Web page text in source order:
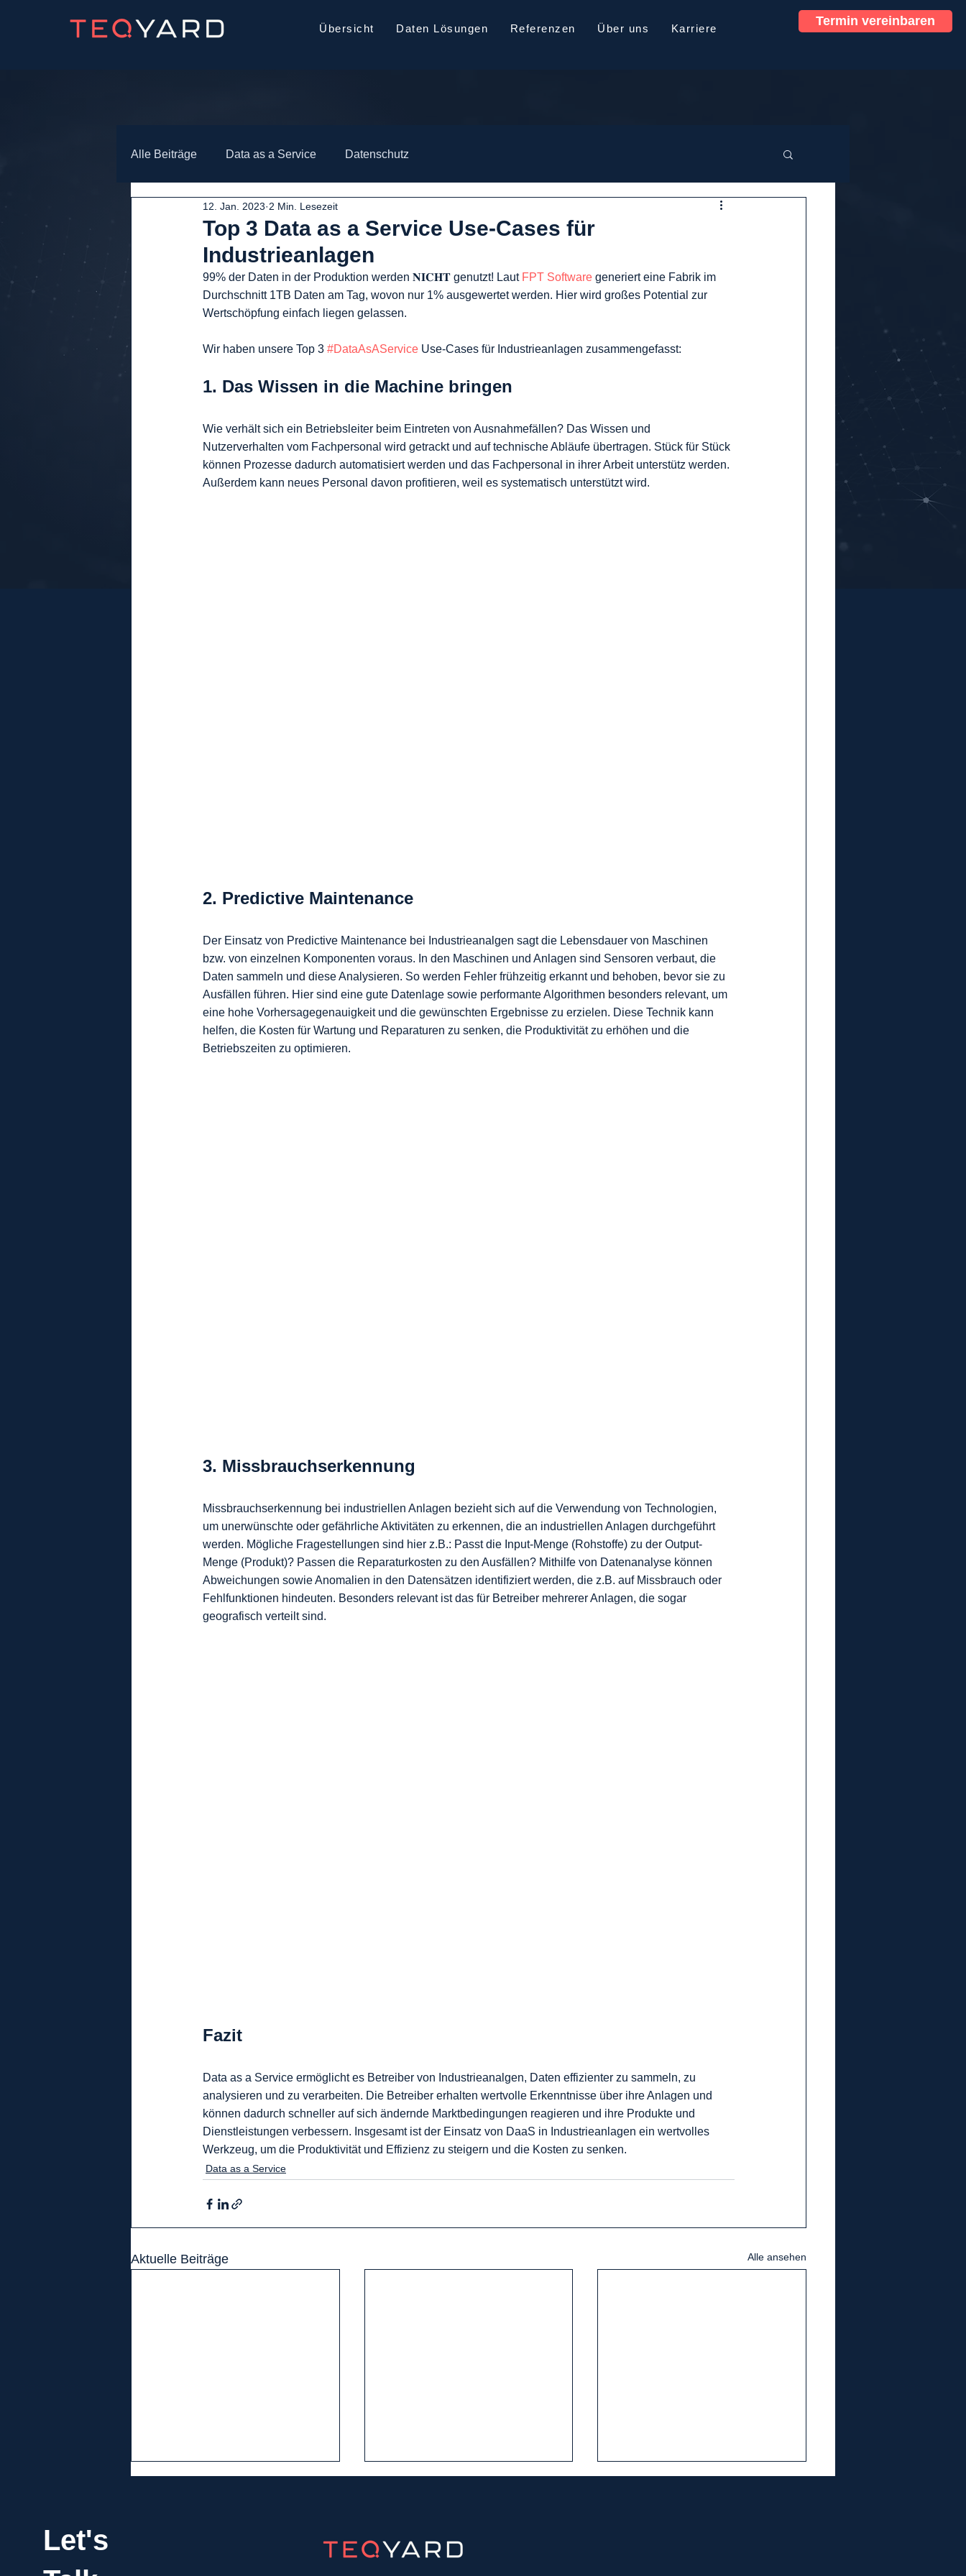
Übersicht Daten Lösungen Referenzen Über uns Karriere
Termin vereinbaren
Alle Beiträge Data as a Service Datenschutz
Top 3 Data as a Service Use-Cases für
Industrieanlagen
12. Jan. 2023 2 Min. Lesezeit
99% der Daten in der Produktion werden 𝐍𝐈𝐂𝐇𝐓 genutzt! Laut FPT Software generiert eine Fabrik im
Durchschnitt 1TB Daten am Tag, wovon nur 1% ausgewertet werden. Hier wird großes Potential zur
Wertschöpfung einfach liegen gelassen.
Wir haben unsere Top 3 #DataAsAService Use-Cases für Industrieanlagen zusammengefasst:
1. Das Wissen in die Machine bringen
Wie verhält sich ein Betriebsleiter beim Eintreten von Ausnahmefällen? Das Wissen und
Nutzerverhalten vom Fachpersonal wird getrackt und auf technische Abläufe übertragen. Stück für Stück
können Prozesse dadurch automatisiert werden und das Fachpersonal in ihrer Arbeit unterstütz werden.
Außerdem kann neues Personal davon profitieren, weil es systematisch unterstützt wird.
2. Predictive Maintenance
Der Einsatz von Predictive Maintenance bei Industrieanalgen sagt die Lebensdauer von Maschinen
bzw. von einzelnen Komponenten voraus. In den Maschinen und Anlagen sind Sensoren verbaut, die
Daten sammeln und diese Analysieren. So werden Fehler frühzeitig erkannt und behoben, bevor sie zu
Ausfällen führen. Hier sind eine gute Datenlage sowie performante Algorithmen besonders relevant, um
eine hohe Vorhersagegenauigkeit und die gewünschten Ergebnisse zu erzielen. Diese Technik kann
helfen, die Kosten für Wartung und Reparaturen zu senken, die Produktivität zu erhöhen und die
Betriebszeiten zu optimieren.
3. Missbrauchserkennung
Missbrauchserkennung bei industriellen Anlagen bezieht sich auf die Verwendung von Technologien,
um unerwünschte oder gefährliche Aktivitäten zu erkennen, die an industriellen Anlagen durchgeführt
werden. Mögliche Fragestellungen sind hier z.B.: Passt die Input-Menge (Rohstoffe) zu der Output-
Menge (Produkt)? Passen die Reparaturkosten zu den Ausfällen? Mithilfe von Datenanalyse können
Abweichungen sowie Anomalien in den Datensätzen identifiziert werden, die z.B. auf Missbrauch oder
Fehlfunktionen hindeuten. Besonders relevant ist das für Betreiber mehrerer Anlagen, die sogar
geografisch verteilt sind.
Fazit
Data as a Service ermöglicht es Betreiber von Industrieanalgen, Daten effizienter zu sammeln, zu
analysieren und zu verarbeiten. Die Betreiber erhalten wertvolle Erkenntnisse über ihre Anlagen und
können dadurch schneller auf sich ändernde Marktbedingungen reagieren und ihre Produkte und
Dienstleistungen verbessern. Insgesamt ist der Einsatz von DaaS in Industrieanlagen ein wertvolles
Werkzeug, um die Produktivität und Effizienz zu steigern und die Kosten zu senken.
Data as a Service
Aktuelle Beiträge Alle ansehen
Let's